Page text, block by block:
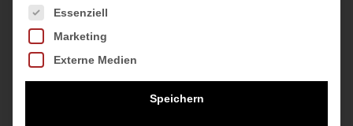
44,95€
inkl. MwSt.
zzgl.
Es folgt eine Liste der Service-Gruppen, für die eine
Essenziell
Marketing
Externe Medien
Speichern